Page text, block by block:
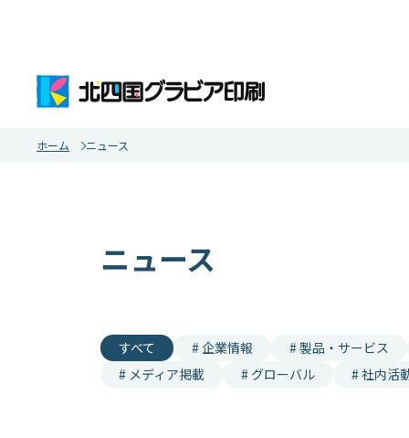
ホーム ニュース
ニュース
すべて # 企業情報 # 製品・サービス
# メディア掲載
# グローバル # 社内活